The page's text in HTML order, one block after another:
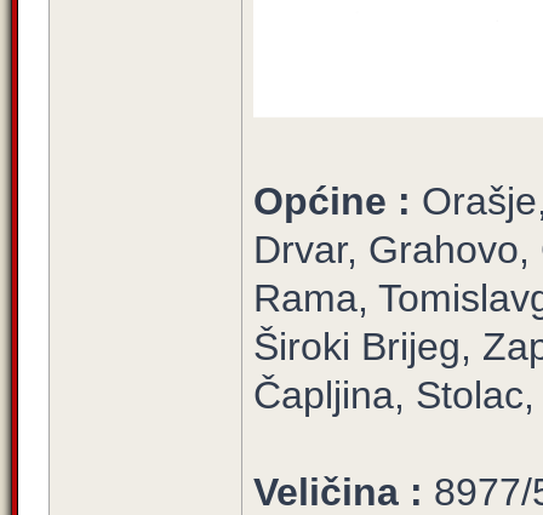
Općine :
Drvar,
Rama,
Široki Brijeg,
Čapljina,
Veličina : 8977/